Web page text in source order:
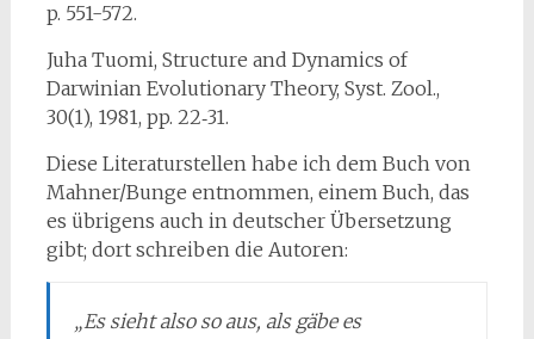
p. 551-572.
Juha Tuomi, Structure and Dynamics of
Darwinian Evolutionary Theory, Syst. Zool.,
30(1), 1981, pp. 22‑31.
Diese Literaturstellen habe ich dem Buch von
Mahner/Bunge entnommen, einem Buch, das
es übrigens auch in deutscher Übersetzung
gibt; dort schreiben die Autoren:
„Es sieht also so aus, als gäbe es